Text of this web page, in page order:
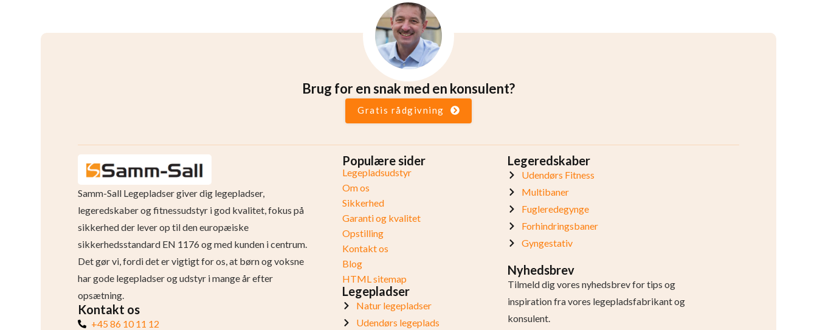
Brug for en snak med en konsulent?
Gratis rådgivning
Samm-Sall Legepladser giver dig legepladser,
legeredskaber og fitnessudstyr i god kvalitet, fokus på
sikkerhed der lever op til den europæiske
sikkerhedsstandard EN 1176 og med kunden i centrum.
Det gør vi, fordi det er vigtigt for os, at børn og voksne
har gode legepladser og udstyr i mange år efter
opsætning.
Kontakt os
+45 86 10 11 12
Populære sider
Legepladsudstyr
Om os
Sikkerhed
Garanti og kvalitet
Opstilling
Kontakt os
Blog
HTML sitemap
Legepladser
Natur legepladser
Udendørs legeplads
Legeredskaber
Udendørs Fitness
Multibaner
Fugleredegynge
Forhindringsbaner
Gyngestativ
Nyhedsbrev
Tilmeld dig vores nyhedsbrev for tips og
inspiration fra vores legepladsfabrikant og
konsulent.